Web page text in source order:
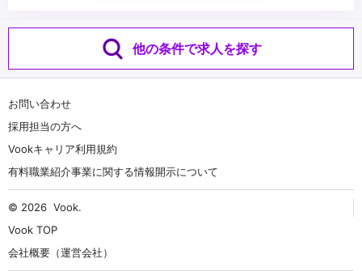
他の条件で求人を探す
お問い合わせ
採用担当の方へ
Vookキャリア利用規約
有料職業紹介事業に関する情報開示について
© 2026 Vook.
Vook TOP
会社概要（運営会社）